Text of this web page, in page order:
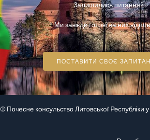
Залишились питання?
Ми завжди готові на них
ПОСТАВИТИ СВОЄ
© Почесне консульство Литовської Республіки